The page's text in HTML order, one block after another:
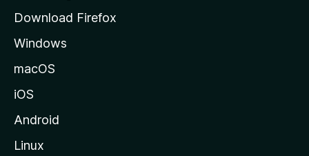
Download Firefox
Windows
macOS
iOS
Android
Linux